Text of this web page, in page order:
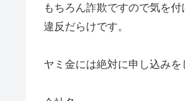
もちろん詐欺ですので気を
違反だらけです。
ヤミ金には絶対に申し込みを